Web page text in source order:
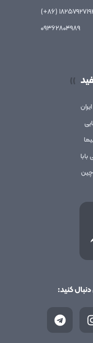
(۸۶+)
۰۹۳۶۲۸۰۴۹۸۹
))
چین
کنید:
T
e